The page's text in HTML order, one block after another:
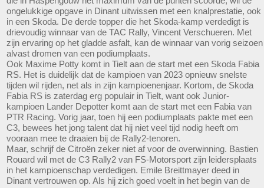
ongelukkige opgave in Dinant uitwissen met een knalprestatie, ook
in een Skoda. De derde topper die het Skoda-kamp verdedigt is
drievoudig winnaar van de TAC Rally, Vincent Verschueren. Met
zijn ervaring op het gladde asfalt, kan de winnaar van vorig seizoen
alvast dromen van een podiumplaats.
Ook Maxime Potty komt in Tielt aan de start met een Skoda Fabia
RS. Het is duidelijk dat de kampioen van 2023 opnieuw snelste
tijden wil rijden, net als in zijn kampioenenjaar. Kortom, de Skoda
Fabia RS is zaterdag erg populair in Tielt, want ook Junior-
kampioen Lander Depotter komt aan de start met een Fabia van
PTR Racing. Vorig jaar, toen hij een podiumplaats pakte met een
C3, bewees het jong talent dat hij niet veel tijd nodig heeft om
vooraan mee te draaien bij de Rally2-tenoren.
Maar, schrijf de Citroën zeker niet af voor de overwinning. Bastien
Rouard wil met de C3 Rally2 van FS-Motorsport zijn leidersplaats
in het kampioenschap verdedigen. Emile Breittmayer deed in
Dinant vertrouwen op. Als hij zich goed voelt in het begin van de